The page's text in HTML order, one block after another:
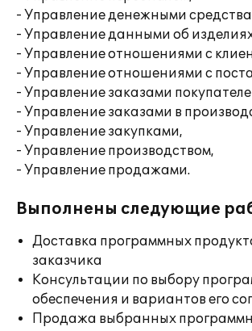
- Управление денежными
- Управление данными об
- Управление отношениями с
- Управление отношениями с
- Управление заказами
- Управление заказами в
- Управление закупками,
- Управление производством,
- Управление продажами.
Выполнены следующие
Доставка программных
заказчика
Консультации по выбору
обеспечения и вариантов его
Продажа выбранных